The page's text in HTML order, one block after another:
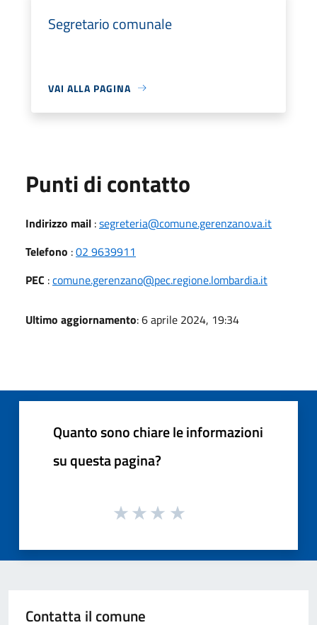
Segretario comunale
VAI ALLA PAGINA
Punti di contatto
Indirizzo mail :segreteria@comune.gerenzano.va.it
Telefono :02 9639911
PEC :comune.gerenzano@pec.regione.lombardia.it
Ultimo aggiornamento: 6 aprile 2024, 19:34
Quanto sono chiare le informazioni
su questa pagina?
Contatta il comune